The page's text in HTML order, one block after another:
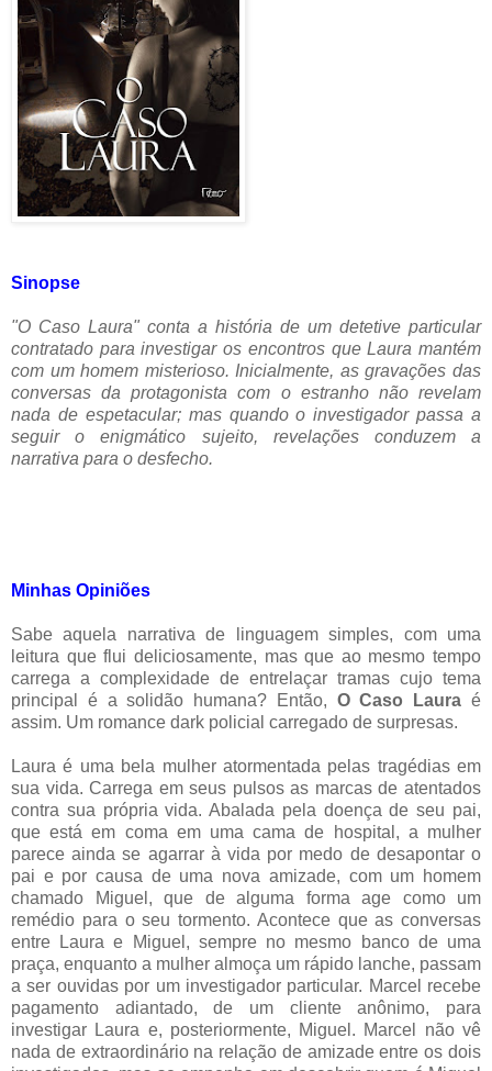
Sinopse
"O Caso Laura" conta a história de um detetive particular
contratado para investigar os encontros que Laura mantém
com um homem misterioso. Inicialmente, as gravações das
conversas da protagonista com o estranho não revelam
nada de espetacular; mas quando o investigador passa a
seguir o enigmático sujeito, revelações conduzem a
narrativa para o desfecho.
Minhas Opiniões
Sabe aquela narrativa de linguagem simples, com uma
leitura que flui deliciosamente, mas que ao mesmo tempo
carrega a complexidade de entrelaçar tramas cujo tema
principal é a solidão humana? Então, O Caso Laura é
assim. Um romance dark policial carregado de surpresas.
Laura é uma bela mulher atormentada pelas tragédias em
sua vida. Carrega em seus pulsos as marcas de atentados
contra sua própria vida. Abalada pela doença de seu pai,
que está em coma em uma cama de hospital, a mulher
parece ainda se agarrar à vida por medo de desapontar o
pai e por causa de uma nova amizade, com um homem
chamado Miguel, que de alguma forma age como um
remédio para o seu tormento. Acontece que as conversas
entre Laura e Miguel, sempre no mesmo banco de uma
praça, enquanto a mulher almoça um rápido lanche, passam
a ser ouvidas por um investigador particular. Marcel recebe
pagamento adiantado, de um cliente anônimo, para
investigar Laura e, posteriormente, Miguel. Marcel não vê
nada de extraordinário na relação de amizade entre os dois